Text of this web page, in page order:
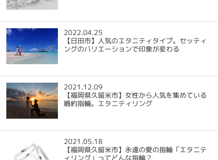
2022.04.25
【日田市】人気のエタニティタイプ。セッティ
ングのバリエーションで印象が変わる
2021.12.09
【福岡県久留米市】女性から人気を集めている
婚約指輪。エタニティリング
2021.05.18
【福岡県久留米市】永遠の愛の指輪「エタニテ
ィリング」ってどんな指輪？